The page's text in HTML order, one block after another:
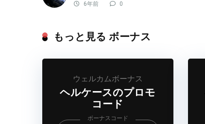
6年前 0
もっと見る ボーナス
ウェルカムボーナス
ヘルケースのプロモ
コード
ボーナスコード